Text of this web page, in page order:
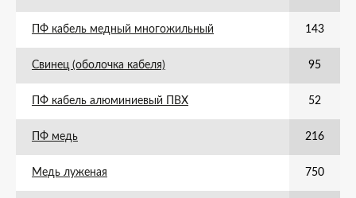
ПФ кабель медный многожильный 143
Свинец (оболочка кабеля) 95
ПФ кабель алюминиевый ПВХ 52
ПФ медь 216
Медь луженая 750